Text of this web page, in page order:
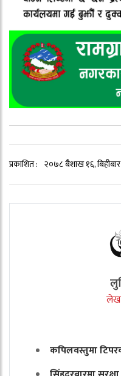
प्रकाशित : २०७८ बैशाख १६,
कपिलवस्तुमा